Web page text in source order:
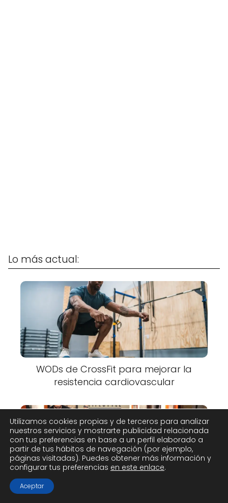
Lo más actual:
WODs de CrossFit para mejorar la
resistencia cardiovascular
Rutinas de calentamiento ideales
Utilizamos cookies propias y de terceros para analizar
nuestros servicios y mostrarte publicidad relacionada
con tus preferencias en base a un perfil elaborado a
partir de tus hábitos de navegación (por ejemplo,
páginas visitadas). Puedes obtener más información y
configurar tus preferencias en este enlace.
Aceptar